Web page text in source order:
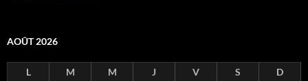
AOÛT 2026
L M M J V S D